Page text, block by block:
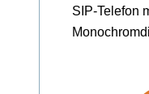
SIP-Telefon